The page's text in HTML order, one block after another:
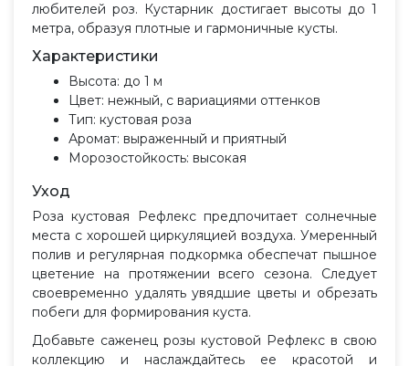
любителей роз. Кустарник достигает высоты до 1
метра, образуя плотные и гармоничные кусты.
Характеристики
Высота: до 1 м
Цвет: нежный, с вариациями оттенков
Тип: кустовая роза
Аромат: выраженный и приятный
Морозостойкость: высокая
Уход
Роза кустовая Рефлекс предпочитает солнечные
места с хорошей циркуляцией воздуха. Умеренный
полив и регулярная подкормка обеспечат пышное
цветение на протяжении всего сезона. Следует
своевременно удалять увядшие цветы и обрезать
побеги для формирования куста.
Добавьте саженец розы кустовой Рефлекс в свою
коллекцию и наслаждайтесь ее красотой и